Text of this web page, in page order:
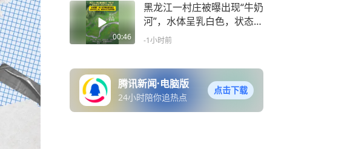
00:46
黑龙江一村庄被曝出现“牛奶
河”，水体呈乳白色，状态黏
稠，并散发出恶臭，涉事蒜
-1小时前
腾讯新闻·电脑版
24小时陪你追热点
点击下载